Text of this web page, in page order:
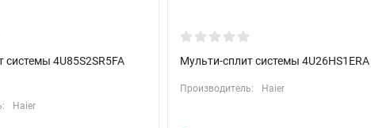
системы 4U85S2SR5FA
Haier
Мульти-сплит системы 4U26HS1ERA
Производитель: Haier